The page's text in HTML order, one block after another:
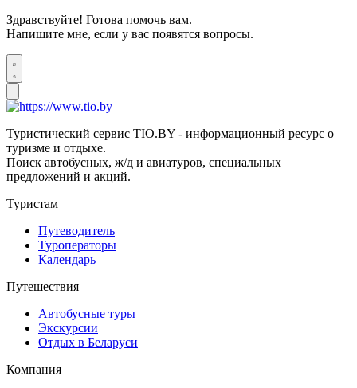
Здравствуйте! Готова помочь вам.
Напишите мне, если у вас появятся вопросы.
Туристический сервис TIO.BY - информационный ресурс о
туризме и отдыхе.
Поиск автобусных, ж/д и авиатуров, специальных
предложений и акций.
Туристам
Путеводитель
Туроператоры
Календарь
Путешествия
Автобусные туры
Экскурсии
Отдых в Беларуси
Компания